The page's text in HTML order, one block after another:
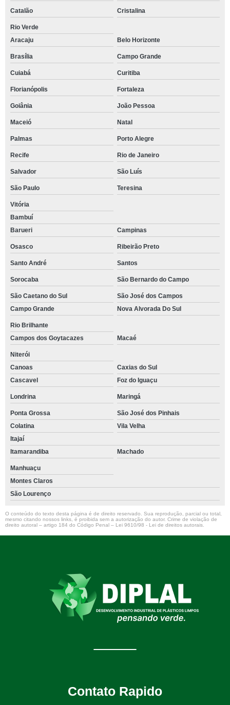
Catalão Cristalina
Rio Verde
Aracaju
Belo Horizonte
Brasília Campo Grande
Cuiabá Curitiba
Florianópolis Fortaleza
Goiânia João Pessoa
Maceió Natal
Palmas Porto Alegre
Recife Rio de Janeiro
Salvador São Luís
São Paulo Teresina
Vitória
Bambuí
Barueri
Campinas
Osasco Ribeirão Preto
Santo André Santos
Sorocaba São Bernardo do Campo
São Caetano do Sul
São José dos Campos
Campo Grande
Nova Alvorada Do Sul
Rio Brilhante
Campos dos Goytacazes
Macaé
Niterói
Canoas
Caxias do Sul
Cascavel
Foz do Iguaçu
Londrina Maringá
Ponta Grossa
São José dos Pinhais
Colatina
Vila Velha
Itajaí
Itamarandiba
Machado
Manhuaçu
Montes Claros
São Lourenço
O conteúdo do texto desta página é de direito reservado. Sua reprodução, parcial ou total,
mesmo citando nossos links, é proibida sem a autorização do autor. Crime de violação de
direito autoral – artigo 184 do Código Penal – Lei 9610/98 - Lei de direitos autorais
Contato Rapido